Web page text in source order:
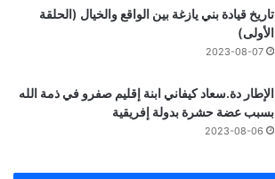
تاريخ قيادة بني يازغة بين الواقع والخيال (الحلقة
الأولى)
2023-08-07
الإطار دة.سعاد كيفاني ابنة إقليم صفرو في ذمة الله
بسبب عضة حشرة بدولة إفريقية
2023-08-06